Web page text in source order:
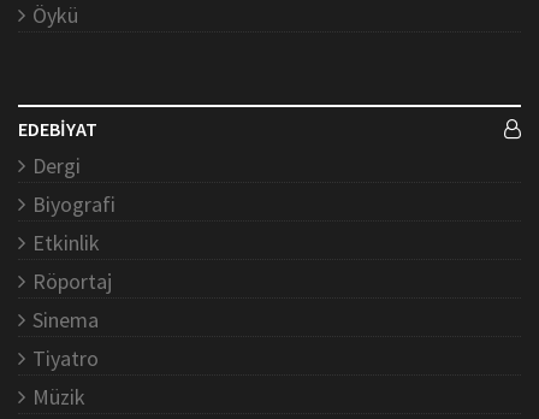
Öykü
EDEBİYAT
Dergi
Biyografi
Etkinlik
Röportaj
Sinema
Tiyatro
Müzik